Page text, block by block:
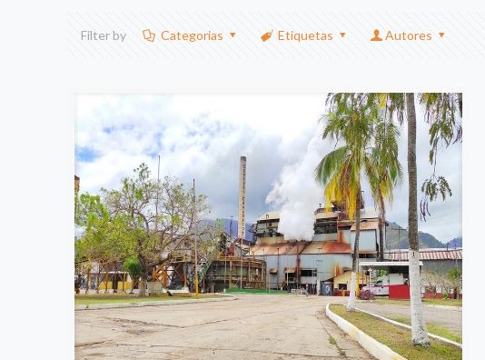
Filter by Categorias Etiquetas Autores